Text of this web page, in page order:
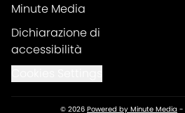
Minute Media
Dichiarazione di
accessibilità
© 2026 Powered by Minute Media -